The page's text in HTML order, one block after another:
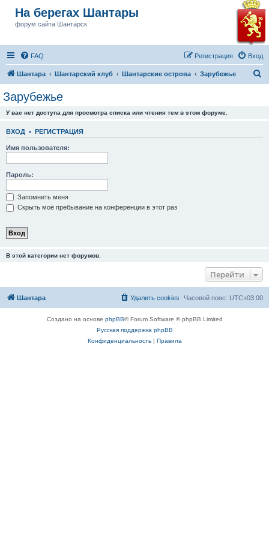
На берегах Шантары
форум сайта Шантарск
FAQ Вход
Регистрация
Шантара Шантарский клуб Шантарские острова Зарубежье
Зарубежье
У вас нет доступа для просмотра списка или чтения тем в этом форуме.
ВХОД • РЕГИСТРАЦИЯ
Имя пользователя:
Пароль:
Запомнить меня
Скрыть моё пребывание на конференции в этот раз
В этой категории нет форумов.
Перейти
Шантара Часовой пояс: UTC+03:00
Удалить cookies
Создано на основе phpBB® Forum Software © phpBB Limited
Русская поддержка phpBB
Конфиденциальность| Правила